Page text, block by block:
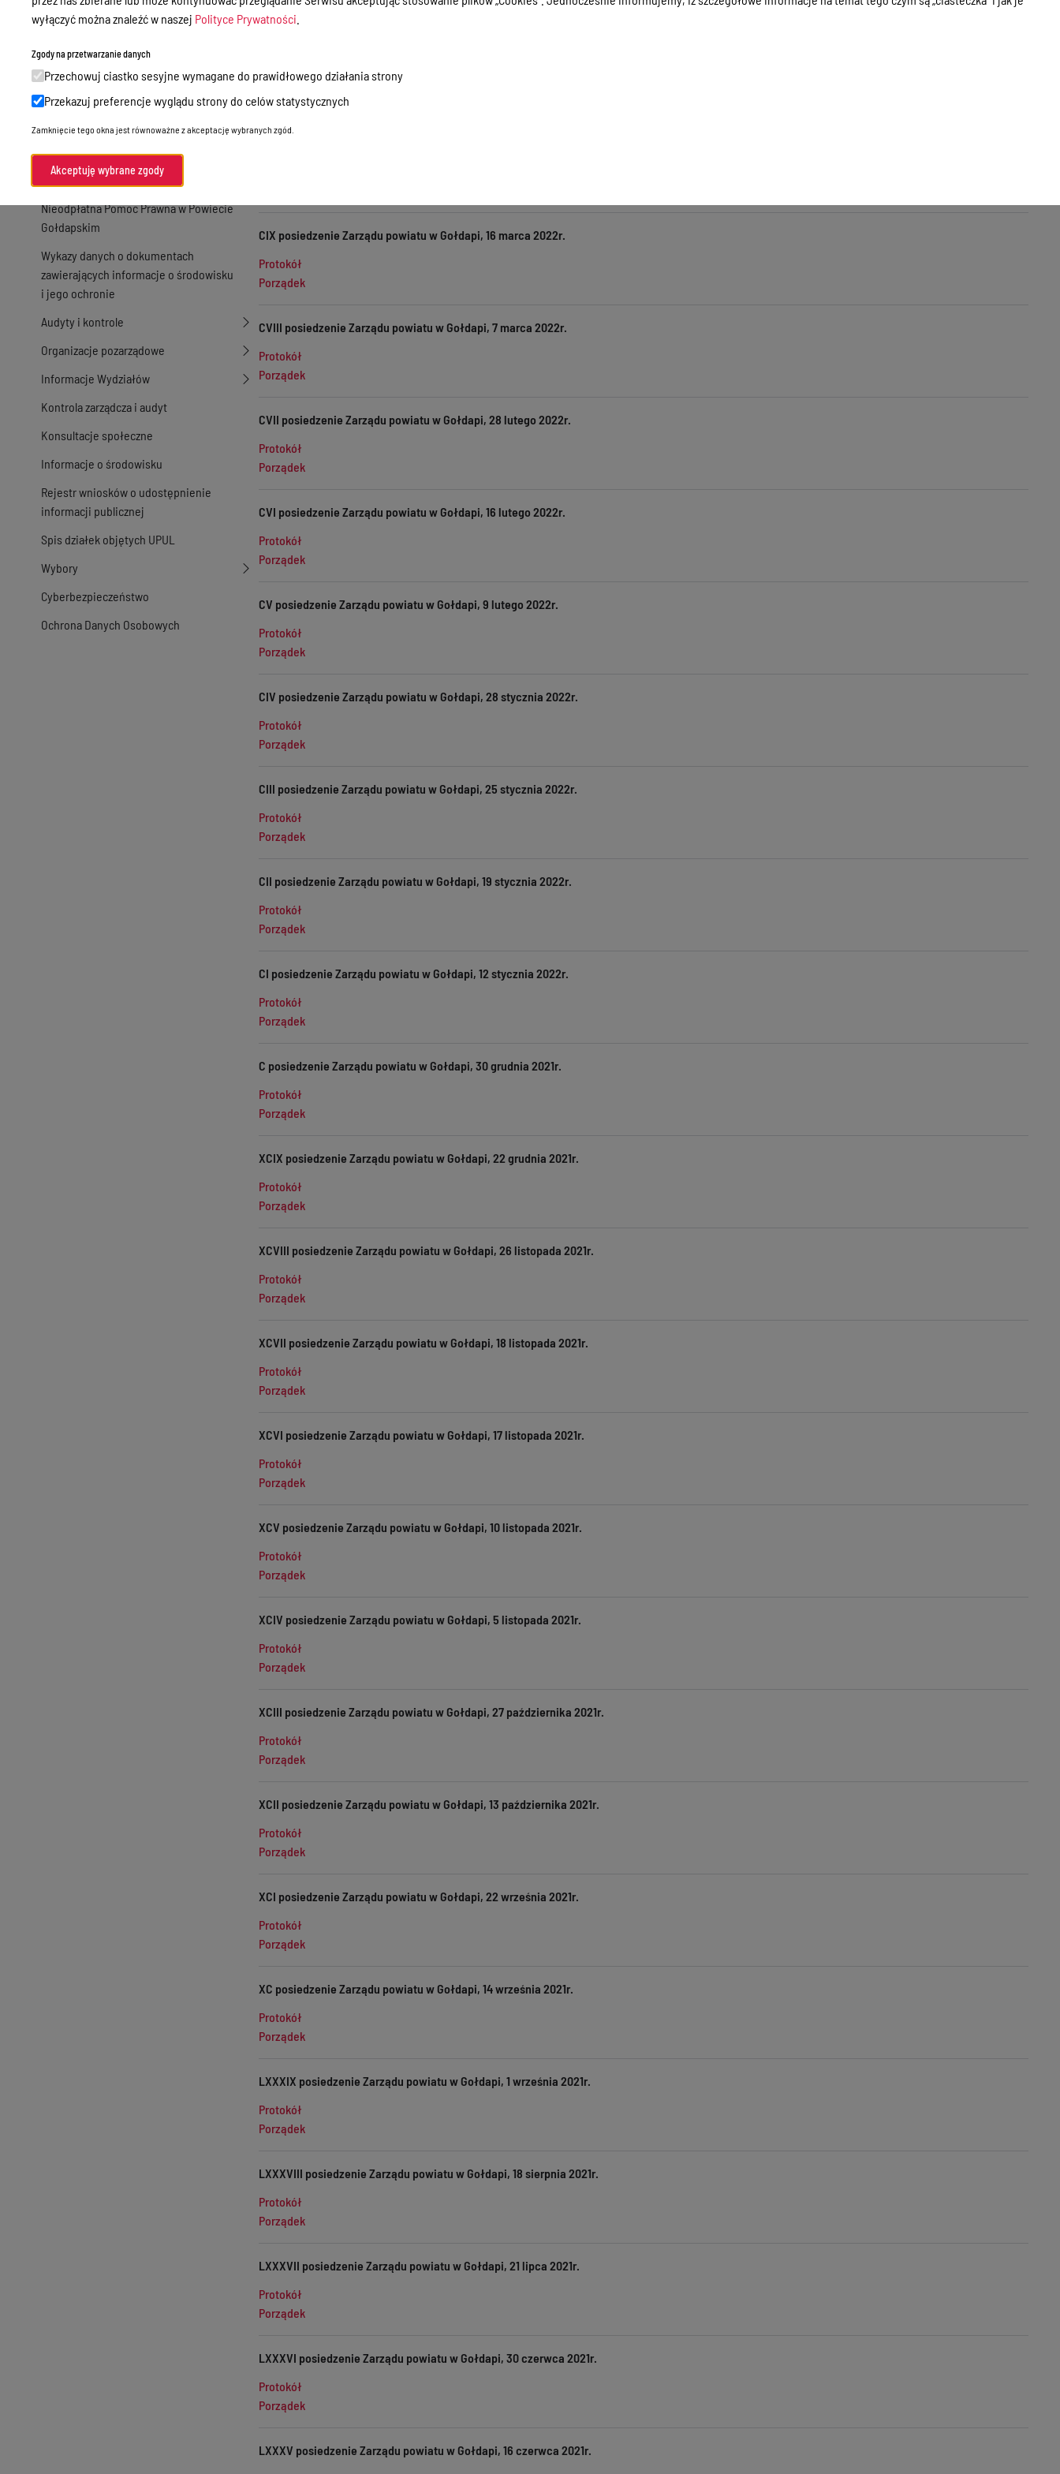
Zamówienia publiczne
Akty prawne
Informacje, konkursy, ogłoszenia
zamówień publicznych
Menu Podmiotowe
Nieodpłatna Pomoc Prawna w Powiecie
Gołdapskim
Wykazy danych o dokumentach
zawierających informacje o środowisku
i jego ochronie
Audyty i kontrole
Organizacje pozarządowe
Informacje Wydziałów
Kontrola zarządcza i audyt
Konsultacje społeczne
Informacje o środowisku
Rejestr wniosków o udostępnienie
informacji publicznej
Spis działek objętych UPUL
Wybory
Cyberbezpieczeństwo
Ochrona Danych Osobowych
Porządek
Protokół
Porządek
CIX posiedzenie Zarządu powiatu w Gołdapi, 16 marca 2022r.
Protokół
Porządek
CVIII posiedzenie Zarządu powiatu w Gołdapi, 7 marca 2022r.
Protokół
Porządek
CVII posiedzenie Zarządu powiatu w Gołdapi, 28 lutego 2022r.
Protokół
Porządek
CVI posiedzenie Zarządu powiatu w Gołdapi, 16 lutego 2022r.
Protokół
Porządek
CV posiedzenie Zarządu powiatu w Gołdapi, 9 lutego 2022r.
Protokół
Porządek
CIV posiedzenie Zarządu powiatu w Gołdapi, 28 stycznia 2022r.
Protokół
Porządek
CIII posiedzenie Zarządu powiatu w Gołdapi, 25 stycznia 2022r.
Protokół
Porządek
CII posiedzenie Zarządu powiatu w Gołdapi, 19 stycznia 2022r.
Protokół
Porządek
CI posiedzenie Zarządu powiatu w Gołdapi, 12 stycznia 2022r.
Protokół
Porządek
C posiedzenie Zarządu powiatu w Gołdapi, 30 grudnia 2021r.
Protokół
Porządek
XCIX posiedzenie Zarządu powiatu w Gołdapi, 22 grudnia 2021r.
Protokół
Porządek
XCVIII posiedzenie Zarządu powiatu w Gołdapi, 26 listopada 2021r.
Protokół
Porządek
XCVII posiedzenie Zarządu powiatu w Gołdapi, 18 listopada 2021r.
Protokół
Porządek
XCVI posiedzenie Zarządu powiatu w Gołdapi, 17 listopada 2021r.
Protokół
Porządek
XCV posiedzenie Zarządu powiatu w Gołdapi, 10 listopada 2021r.
Protokół
Porządek
XCIV posiedzenie Zarządu powiatu w Gołdapi, 5 listopada 2021r.
Protokół
Porządek
XCIII posiedzenie Zarządu powiatu w Gołdapi, 27 października 2021r.
Protokół
Porządek
XCII posiedzenie Zarządu powiatu w Gołdapi, 13 października 2021r.
Protokół
Porządek
XCI posiedzenie Zarządu powiatu w Gołdapi, 22 września 2021r.
Protokół
Porządek
XC posiedzenie Zarządu powiatu w Gołdapi, 14 września 2021r.
Protokół
Porządek
LXXXIX posiedzenie Zarządu powiatu w Gołdapi, 1 września 2021r.
Protokół
Porządek
LXXXVIII posiedzenie Zarządu powiatu w Gołdapi, 18 sierpnia 2021r.
Protokół
Porządek
LXXXVII posiedzenie Zarządu powiatu w Gołdapi, 21 lipca 2021r.
Protokół
Porządek
LXXXVI posiedzenie Zarządu powiatu w Gołdapi, 30 czerwca 2021r.
Protokół
Porządek
LXXXV posiedzenie Zarządu powiatu w Gołdapi, 16 czerwca 2021r.
wyłączyć można znaleźć w naszej Polityce Prywatności
Zgody na przetwarzanie danych
Przechowuj ciastko sesyjne wymagane do prawidłowego działania strony
Przekazuj preferencje wyglądu strony do celów statystycznych
Zamknięcie tego okna jest równoważne z akceptację wybranych zgód.
Akceptuję wybrane zgody